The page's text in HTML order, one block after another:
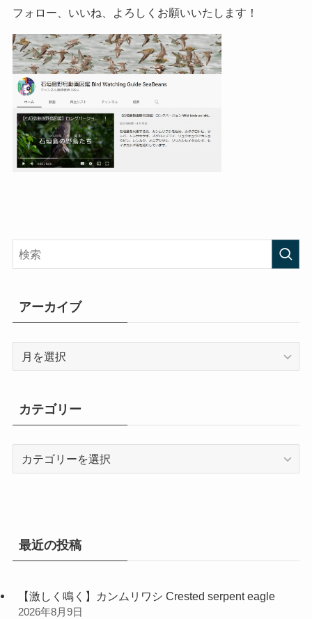
フォロー、いいね、よろしくお願いいたします！
アーカイブ
ブ
カテゴリー
最近の投稿
【激しく鳴く】カンムリワシ Crested serpent eagle
2026年8月9日